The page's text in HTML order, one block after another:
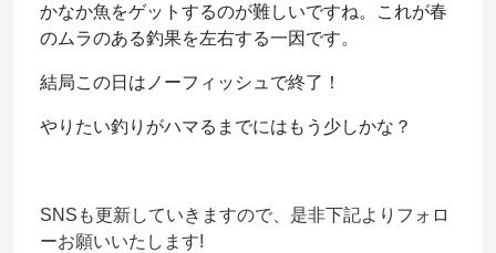
かなか魚をゲットするのが難しいですね。これが春
のムラのある釣果を左右する一因です。
結局この日はノーフィッシュで終了！
やりたい釣りがハマるまでにはもう少しかな？
SNSも更新していきますので、是非下記よりフォロ
ーお願いいたします!